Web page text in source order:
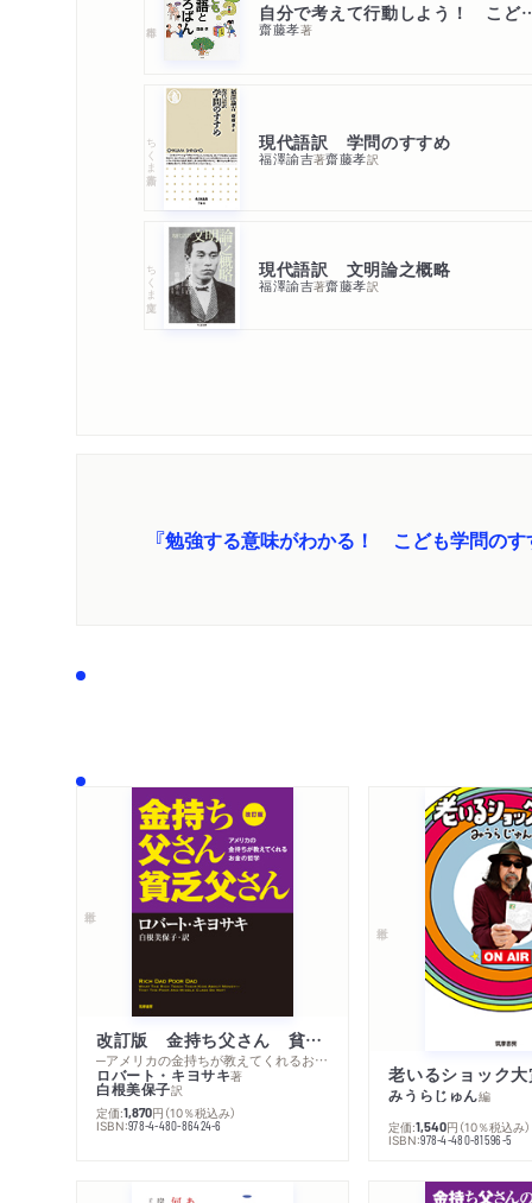
自分で考えて行動しよ
齋藤孝著
ちくま新書 現代語訳 学問のすすめ
福澤諭吉著齋藤孝訳
ちくま文庫 現代語訳 文明論之概略
福澤諭吉著齋藤孝訳
『勉強する意味がわかる！ こども学問のす
改訂版 金持ち父さん 貧乏父さん
─アメリカの金持ちが教えてくれるお金の哲学
ロバート・キヨサキ著
白根美保子訳
定価:1,870円 （10％税込み）
ISBN:978-4-480-86424-6
老いるショック
みうらじゅん編
定価:1,540円 （10％税込み）
ISBN:978-4-480-81596-5